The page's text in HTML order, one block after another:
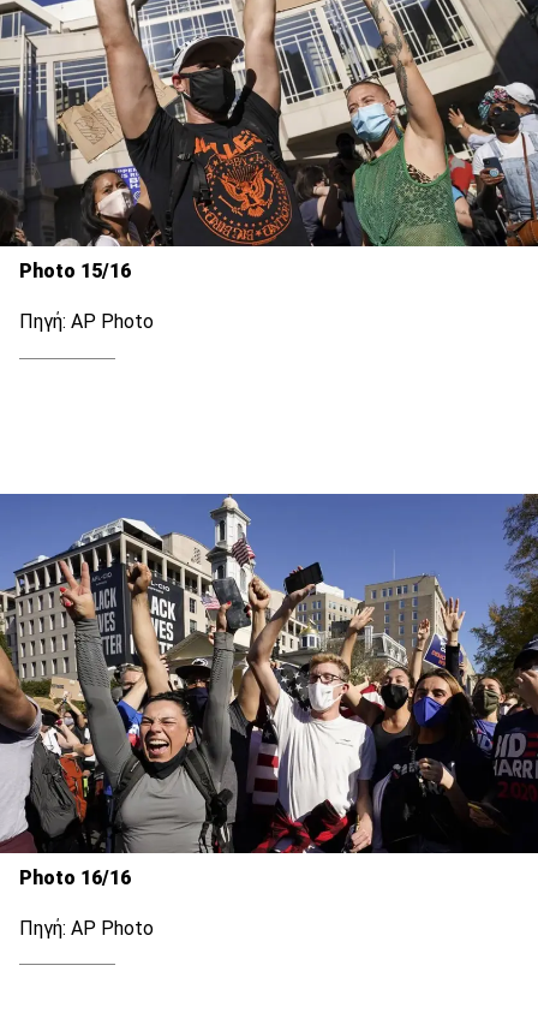
Photo 15/16
Πηγή: AP Photo
Photo 16/16
Πηγή: AP Photo